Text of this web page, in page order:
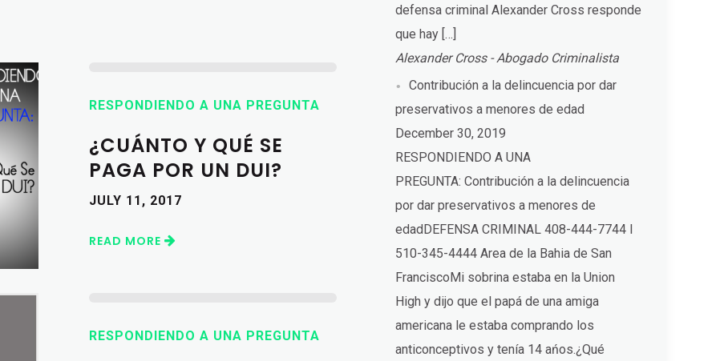
RESPONDIENDO A UNA PREGUNTA
¿CUÁNTO Y QUÉ SE
PAGA POR UN DUI?
JULY 11, 2017
READ MORE
RESPONDIENDO A UNA PREGUNTA
defensa criminal Alexander Cross responde
que hay […]
Alexander Cross - Abogado Criminalista
Contribución a la delincuencia por dar
preservativos a menores de edad
December 30, 2019
RESPONDIENDO A UNA
PREGUNTA: Contribución a la delincuencia
por dar preservativos a menores de
edadDEFENSA CRIMINAL 408-444-7744 I
510-345-4444 Area de la Bahia de San
FranciscoMi sobrina estaba en la Union
High y dijo que el papá de una amiga
americana le estaba comprando los
anticonceptivos y tenía 14 ańos.¿Qué